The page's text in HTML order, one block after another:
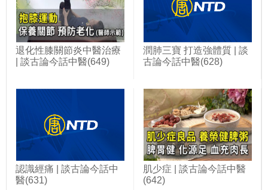
退化性膝關節炎中醫治療
| 談古論今話中醫(649)
潤肺三寶 打造強體質 | 談
古論今話中醫(628)
認識經痛 | 談古論今話中
醫(631)
肌少症 | 談古論今話中醫
(642)